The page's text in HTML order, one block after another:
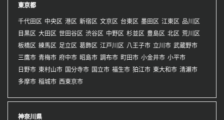
東京都
千代田区 中央区 港区 新宿区 文京区 台東区 墨田区 江東区 品川区
目黒区 大田区 世田谷区 渋谷区 中野区 杉並区 豊島区 北区 荒川区
板橋区 練馬区 足立区 葛飾区 江戸川区 八王子市 立川市 武蔵野市
三鷹市 青梅市 府中市 昭島市 調布市 町田市 小金井市 小平市
日野市 東村山市 国分寺市 国立市 福生市 狛江市 東大和市 清瀬市
多摩市 稲城市 西東京市
神奈川県